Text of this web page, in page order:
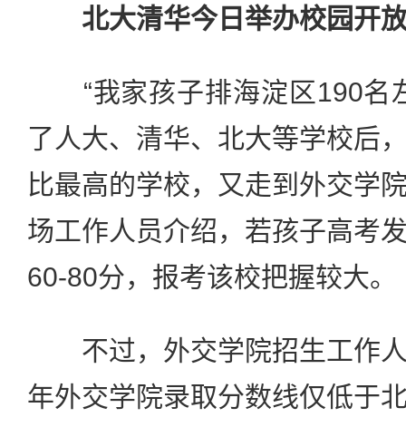
北大清华今日举办校园开
“我家孩子排海淀区190名
了人大、清华、北大等学校后
比最高的学校，又走到外交学
场工作人员介绍，若孩子高考
60-80分，报考该校把握较大。
不过，外交学院招生工作人
年外交学院录取分数线仅低于